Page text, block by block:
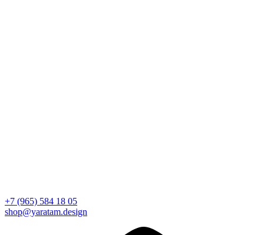
+7 (965) 584 18 05
shop@yaratam.design